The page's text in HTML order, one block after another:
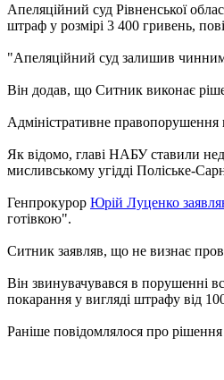
Апеляційний суд Рівненської
штраф у розмірі 3 400 гривень,
"Апеляційний суд залишив
Він додав, що Ситник виконає
Адміністративне
Як відомо, главі НАБУ ставили
мисливському угідді Поліське-
Генпрокурор Юрій Луценко
готівкою".
Ситник заявляв, що не визнає
Він звинувачувався в порушенні
покарання у вигляді штрафу від
Раніше повідомлялося про рішення